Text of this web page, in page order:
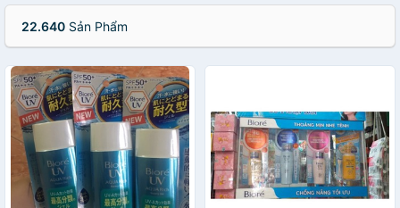
22.640 Sản Phẩm